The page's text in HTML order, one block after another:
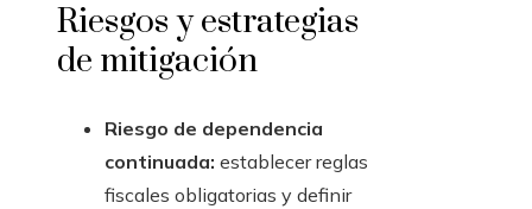
Riesgos y estrategias
de mitigación
Riesgo de dependencia
continuada: establecer reglas
fiscales obligatorias y definir